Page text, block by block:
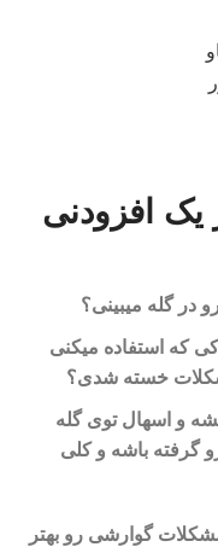
یک افزودنی
در گله میبینی؟
که استفاده میکنی
خسته شدی؟
و اسهال توی گله
گرفته باشه و کلی
گوارشی رو بهتر